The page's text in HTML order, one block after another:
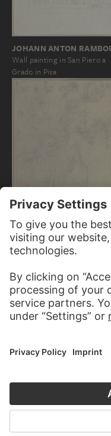
JOHANN ANTON
Wall painting in San Piero a
Grado in Pisa
JOHANN ANTON